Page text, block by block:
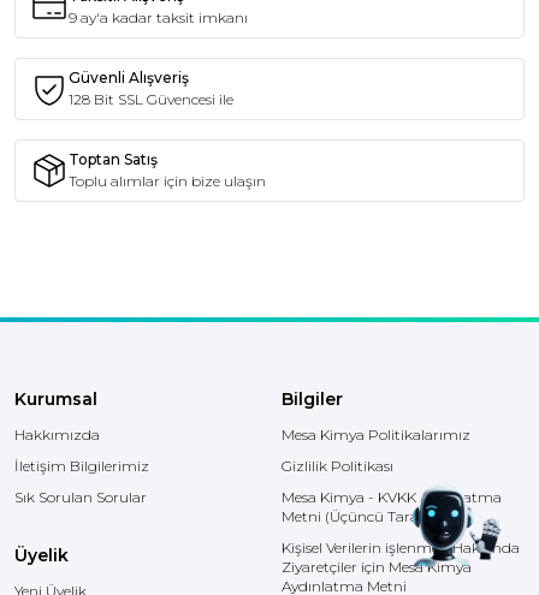
9 ay'a kadar taksit imkanı
Güvenli Alışveriş
128 Bit SSL Güvencesi ile
Toptan Satış
Toplu alımlar için bize ulaşın
Kurumsal
Hakkımızda
İletişim Bilgilerimiz
Sık Sorulan Sorular
Üyelik
Yeni Üyelik
Bilgiler
Mesa Kimya Politikalarımız
Gizlilik Politikası
Mesa Kimya - KVKK Aydınlatma
Metni (Üçüncü Taraf)
Kişisel Verilerin işlenmesi Hakkında
Ziyaretçiler için Mesa Kimya
Aydınlatma Metni